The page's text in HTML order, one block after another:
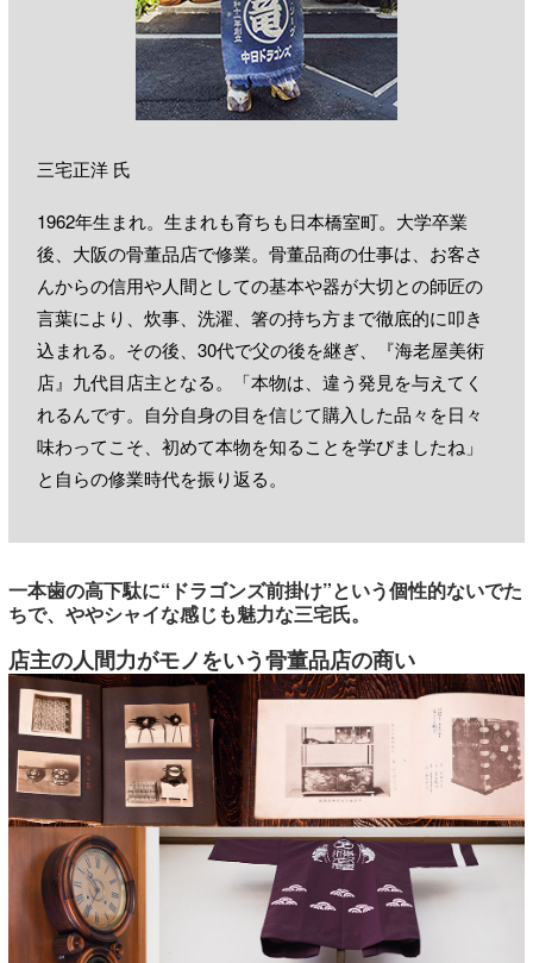
三宅正洋 氏
1962年生まれ。生まれも育ちも日本橋室町。大学卒業
後、大阪の骨董品店で修業。骨董品商の仕事は、お客さ
んからの信用や人間としての基本や器が大切との師匠の
言葉により、炊事、洗濯、箸の持ち方まで徹底的に叩き
込まれる。その後、30代で父の後を継ぎ、『海老屋美術
店』九代目店主となる。「本物は、違う発見を与えてく
れるんです。自分自身の目を信じて購入した品々を日々
味わってこそ、初めて本物を知ることを学びましたね」
と自らの修業時代を振り返る。
一本歯の高下駄に“ドラゴンズ前掛け”という個性的ないでた
ちで、ややシャイな感じも魅力な三宅氏。
店主の人間力がモノをいう骨董品店の商い